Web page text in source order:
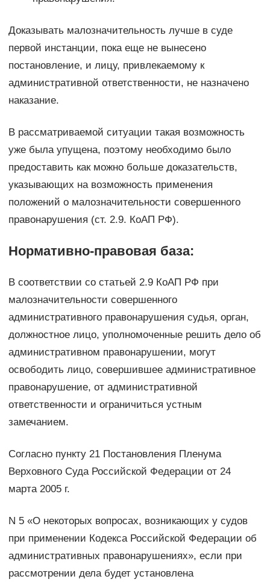
Доказывать малозначительность лучше в суде
первой инстанции, пока еще не вынесено
постановление, и лицу, привлекаемому к
административной ответственности, не назначено
наказание.
В рассматриваемой ситуации такая возможность
уже была упущена, поэтому необходимо было
предоставить как можно больше доказательств,
указывающих на возможность применения
положений о малозначительности совершенного
правонарушения (ст. 2.9. КоАП РФ).
Нормативно-правовая база:
В соответствии со статьей 2.9 КоАП РФ при
малозначительности совершенного
административного правонарушения судья, орган,
должностное лицо, уполномоченные решить дело об
административном правонарушении, могут
освободить лицо, совершившее административное
правонарушение, от административной
ответственности и ограничиться устным
замечанием.
Согласно пункту 21 Постановления Пленума
Верховного Суда Российской Федерации от 24
марта 2005 г.
N 5 «О некоторых вопросах, возникающих у судов
при применении Кодекса Российской Федерации об
административных правонарушениях», если при
рассмотрении дела будет установлена